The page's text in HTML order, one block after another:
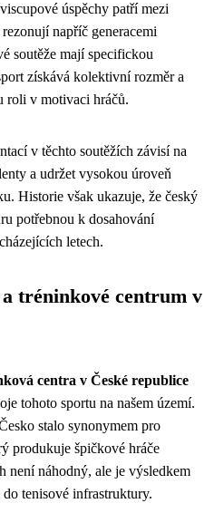
úspěchy patří mezi
napříč generacemi
soutěže mají specifickou
získává kolektivní rozměr a
roli v motivaci hráčů.
v těchto soutěžích závisí na
a udržet vysokou úroveň
Historie však ukazuje, že český
potřebnou k dosahování
letech.
a tréninkové centrum v
centra v České republice
tohoto sportu na našem území.
stalo synonymem pro
produkuje špičkové hráče
není náhodný, ale je výsledkem
tenisové infrastruktury.